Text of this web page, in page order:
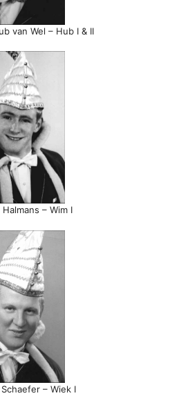
van Wel – Hub I & II
– Wim I
– Wiek I